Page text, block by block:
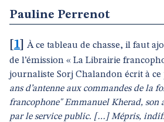
Pauline Perrenot
1
À ce tableau de chasse, il faut
de l’émission « La Librairie
journaliste Sorj Chalandon écrit à ce
ans d’antenne aux commandes de la
francophone" Emmanuel Kherad, son
par le service public. […] Mépris,